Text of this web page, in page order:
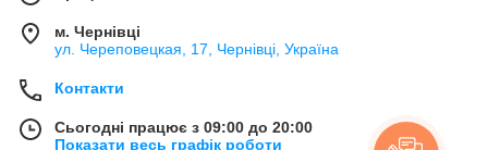
м. Чернівці
ул. Череповецкая, 17, Чернівці, Україна
Контакти
Сьогодні працює з 09:00 до 20:00
Показати весь графік роботи